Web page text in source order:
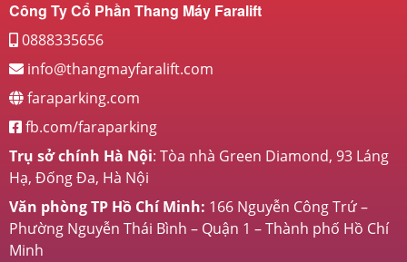
Công Ty Cổ Phần Thang Máy Faralift
0888335656
info@thangmayfaralift.com
faraparking.com
fb.com/faraparking
Trụ sở chính Hà Nội: Tòa nhà Green Diamond, 93 Láng
Hạ, Đống Đa, Hà Nội
Văn phòng TP Hồ Chí Minh: 166 Nguyễn Công Trứ –
Phường Nguyễn Thái Bình – Quận 1 – Thành phố Hồ Chí
Minh